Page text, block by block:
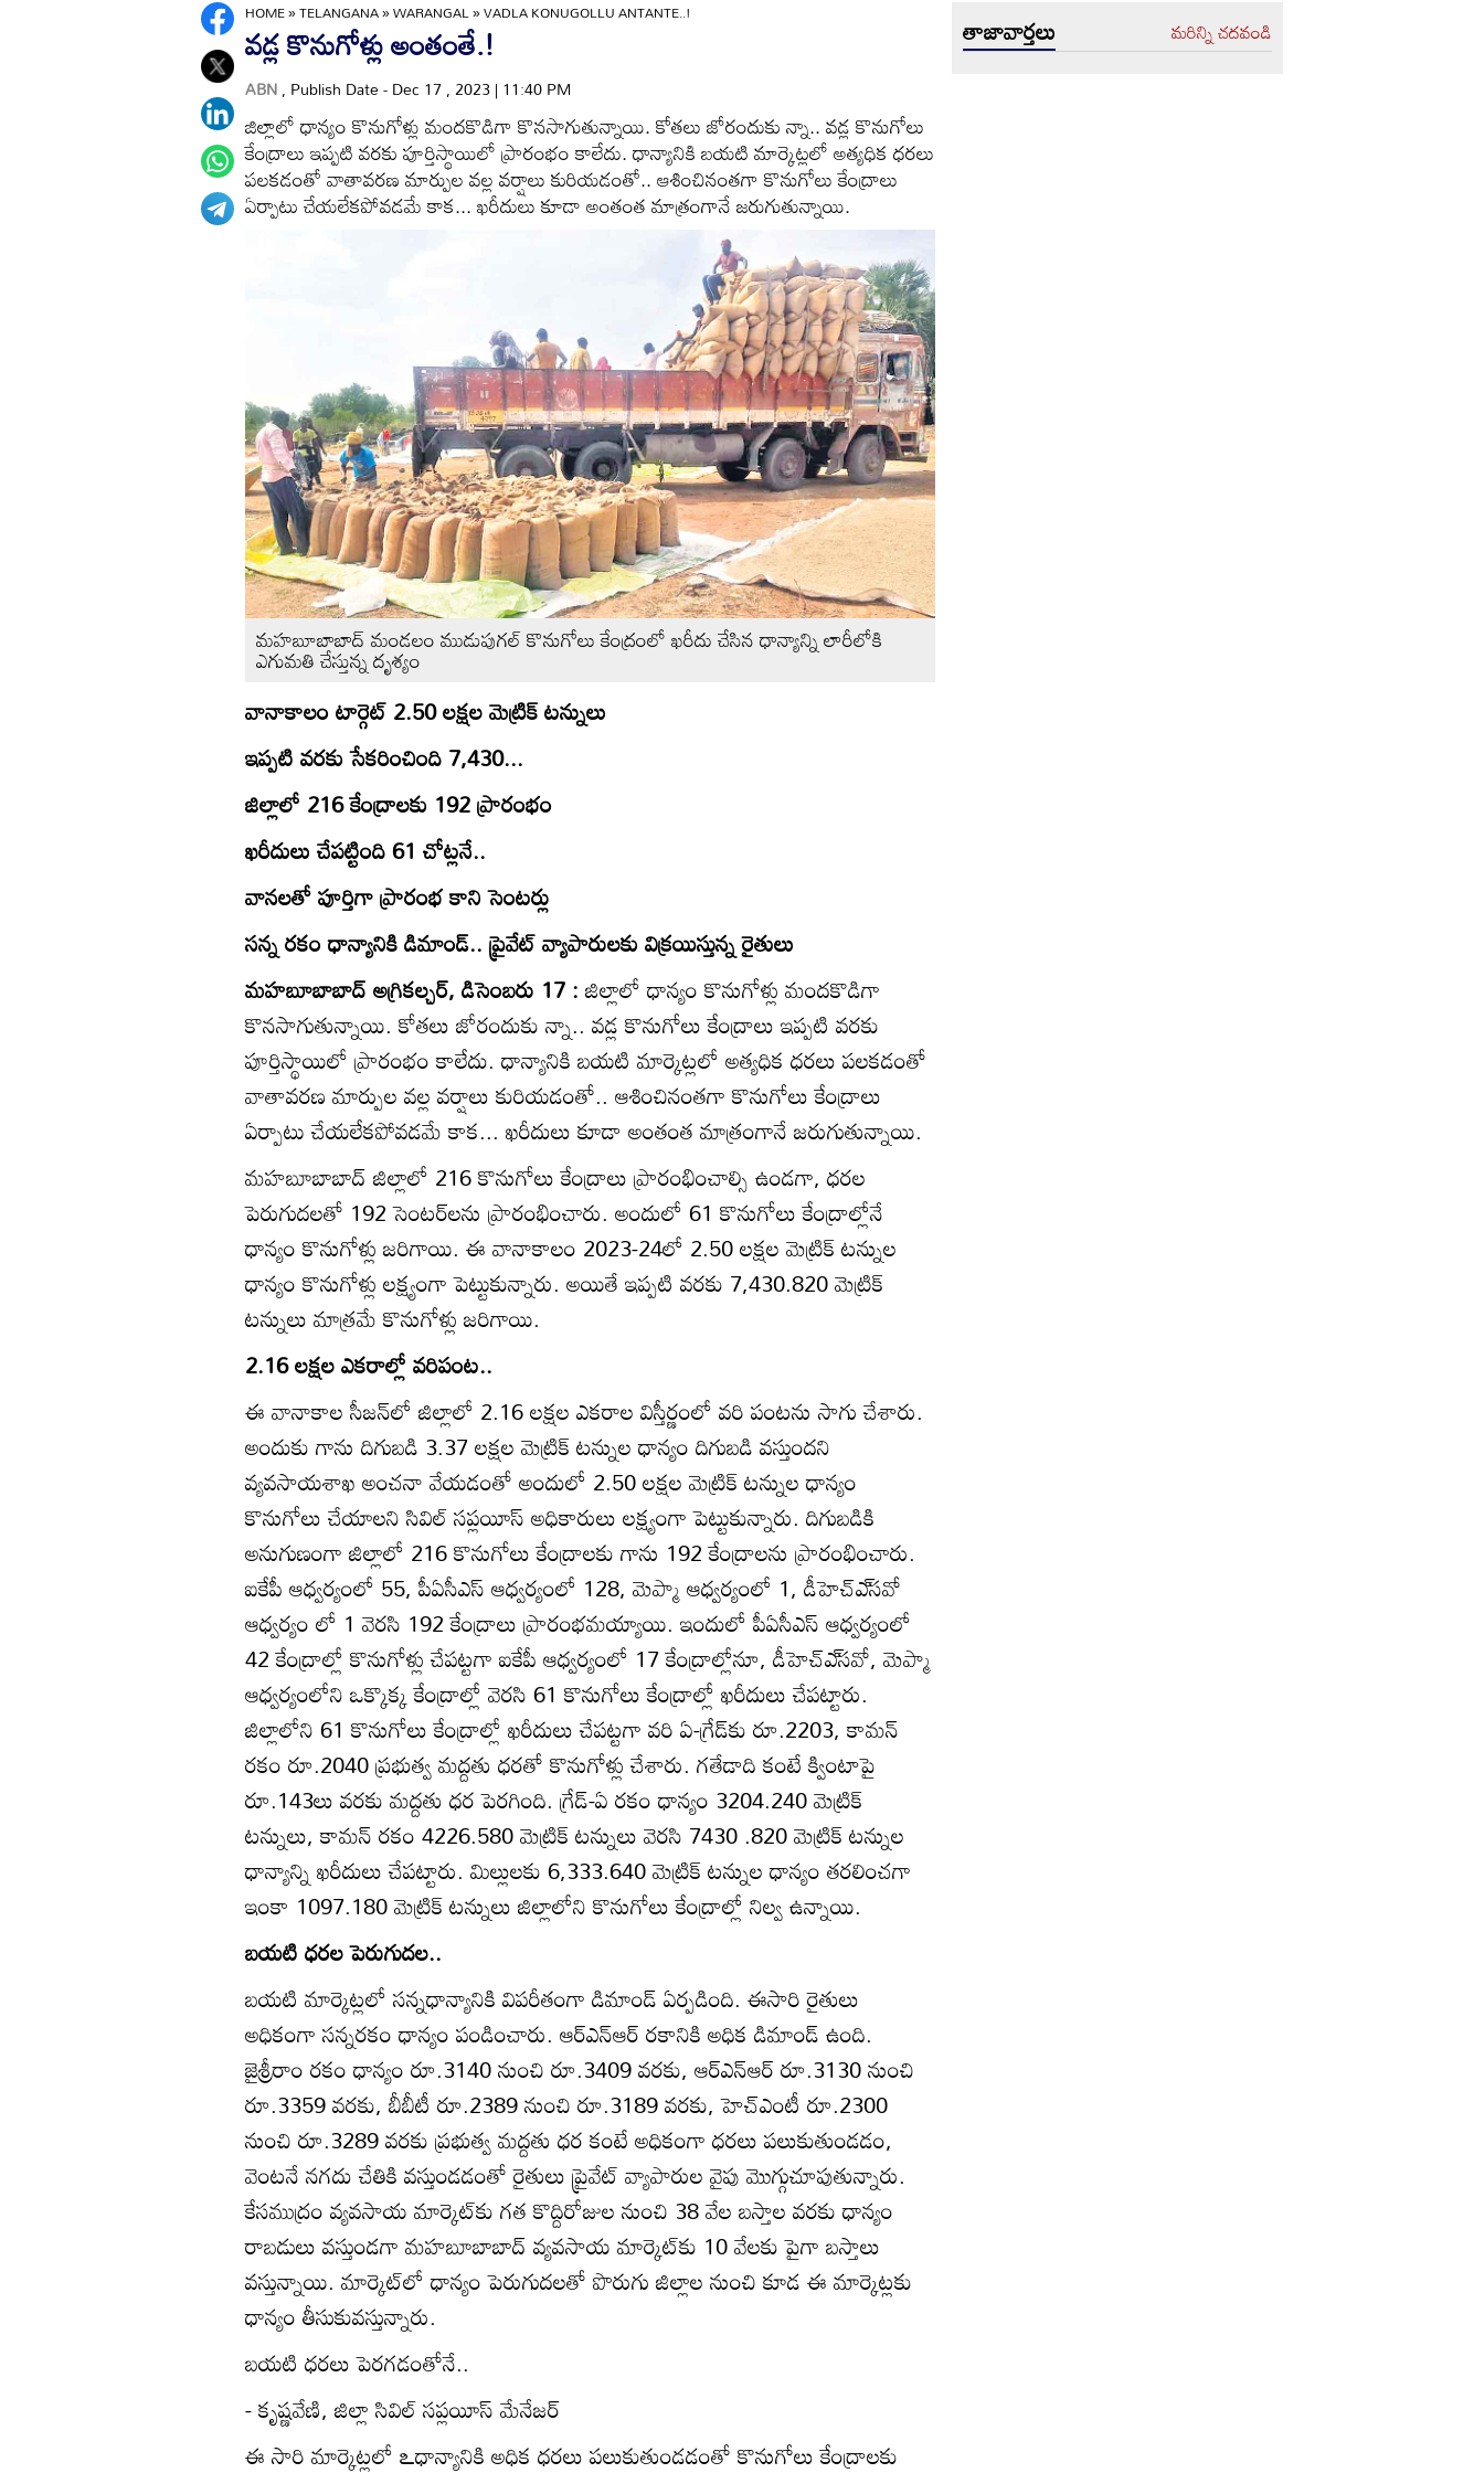
HOME»TELANGANA»WARANGAL»VADLA KONUGOLLU ANTANTE..!
వడ్ల కొనుగోళ్లు అంతంతే.!
ABN, Publish Date - Dec 17 , 2023 | 11:40 PM
జిల్లాలో ధాన్యం కొనుగోళ్లు మందకొడిగా కొనసాగుతున్నాయి. కోతలు జోరందుకు న్నా.. వడ్ల కొనుగోలు
కేంద్రాలు ఇప్పటి వరకు పూర్తిస్థాయిలో ప్రారంభం కాలేదు. ధాన్యానికి బయటి మార్కెట్లలో అత్యధిక ధరలు
పలకడంతో వాతావరణ మార్పుల వల్ల వర్షాలు కురియడంతో.. ఆశించినంతగా కొనుగోలు కేంద్రాలు
ఏర్పాటు చేయలేకపోవడమే కాక... ఖరీదులు కూడా అంతంత మాత్రంగానే జరుగుతున్నాయి.
మహబూబాబాద్‌ మండలం ముడుపుగల్‌ కొనుగోలు కేంద్రంలో ఖరీదు చేసిన ధాన్యాన్ని లారీలోకి
ఎగుమతి చేస్తున్న దృశ్యం
వానాకాలం టార్గెట్‌ 2.50 లక్షల మెట్రిక్‌ టన్నులు
ఇప్పటి వరకు సేకరించింది 7,430...
జిల్లాలో 216 కేంద్రాలకు 192 ప్రారంభం
ఖరీదులు చేపట్టింది 61 చోట్లనే..
వానలతో పూర్తిగా ప్రారంభ కాని సెంటర్లు
సన్న రకం ధాన్యానికి డిమాండ్‌.. ప్రైవేట్‌ వ్యాపారులకు విక్రయిస్తున్న రైతులు
మహబూబాబాద్‌ అగ్రికల్చర్‌, డిసెంబరు 17 :జిల్లాలో ధాన్యం కొనుగోళ్లు మందకొడిగా
కొనసాగుతున్నాయి. కోతలు జోరందుకు న్నా.. వడ్ల కొనుగోలు కేంద్రాలు ఇప్పటి వరకు
పూర్తిస్థాయిలో ప్రారంభం కాలేదు. ధాన్యానికి బయటి మార్కెట్లలో అత్యధిక ధరలు పలకడంతో
వాతావరణ మార్పుల వల్ల వర్షాలు కురియడంతో.. ఆశించినంతగా కొనుగోలు కేంద్రాలు
ఏర్పాటు చేయలేకపోవడమే కాక... ఖరీదులు కూడా అంతంత మాత్రంగానే జరుగుతున్నాయి.
మహబూబాబాద్‌ జిల్లాలో 216 కొనుగోలు కేంద్రాలు ప్రారంభించాల్సి ఉండగా, ధరల
పెరుగుదలతో 192 సెంటర్‌లను ప్రారంభించారు. అందులో 61 కొనుగోలు కేంద్రాల్లోనే
ధాన్యం కొనుగోళ్లు జరిగాయి. ఈ వానాకాలం 2023-24లో 2.50 లక్షల మెట్రిక్‌ టన్నుల
ధాన్యం కొనుగోళ్లు లక్ష్యంగా పెట్టుకున్నారు. అయితే ఇప్పటి వరకు 7,430.820 మెట్రిక్‌
టన్నులు మాత్రమే కొనుగోళ్లు జరిగాయి.
2.16 లక్షల ఎకరాల్లో వరిపంట..
ఈ వానాకాల సీజన్‌లో జిల్లాలో 2.16 లక్షల ఎకరాల విస్తీర్ణంలో వరి పంటను సాగు చేశారు.
అందుకు గాను దిగుబడి 3.37 లక్షల మెట్రిక్‌ టన్నుల ధాన్యం దిగుబడి వస్తుందని
వ్యవసాయశాఖ అంచనా వేయడంతో అందులో 2.50 లక్షల మెట్రిక్‌ టన్నుల ధాన్యం
కొనుగోలు చేయాలని సివిల్‌ సప్లయీస్‌ అధికారులు లక్ష్యంగా పెట్టుకున్నారు. దిగుబడికి
అనుగుణంగా జిల్లాలో 216 కొనుగోలు కేంద్రాలకు గాను 192 కేంద్రాలను ప్రారంభించారు.
ఐకేపీ ఆధ్వర్యంలో 55, పీఏసీఎస్‌ ఆధ్వర్యంలో 128, మెప్మా ఆధ్వర్యంలో 1, డీహెచ్‌ఎ్‌సవో
ఆధ్వర్యం లో 1 వెరసి 192 కేంద్రాలు ప్రారంభమయ్యాయి. ఇందులో పీఏసీఎస్‌ ఆధ్వర్యంలో
42 కేంద్రాల్లో కొనుగోళ్లు చేపట్టగా ఐకేపీ ఆధ్వర్యంలో 17 కేంద్రాల్లోనూ, డీహెచ్‌ఎ్‌సవో, మెప్మా
ఆధ్వర్యంలోని ఒక్కొక్క కేంద్రాల్లో వెరసి 61 కొనుగోలు కేంద్రాల్లో ఖరీదులు చేపట్టారు.
జిల్లాలోని 61 కొనుగోలు కేంద్రాల్లో ఖరీదులు చేపట్టగా వరి ఏ-గ్రేడ్‌కు రూ.2203, కామన్‌
రకం రూ.2040 ప్రభుత్వ మద్దతు ధరతో కొనుగోళ్లు చేశారు. గతేడాది కంటే క్వింటాపై
రూ.143లు వరకు మద్దతు ధర పెరగింది. గ్రేడ్‌-ఏ రకం ధాన్యం 3204.240 మెట్రిక్‌
టన్నులు, కామన్‌ రకం 4226.580 మెట్రిక్‌ టన్నులు వెరసి 7430 .820 మెట్రిక్‌ టన్నుల
ధాన్యాన్ని ఖరీదులు చేపట్టారు. మిల్లులకు 6,333.640 మెట్రిక్‌ టన్నుల ధాన్యం తరలించగా
ఇంకా 1097.180 మెట్రిక్‌ టన్నులు జిల్లాలోని కొనుగోలు కేంద్రాల్లో నిల్వ ఉన్నాయి.
బయటి ధరల పెరుగుదల..
బయటి మార్కెట్లలో సన్నధాన్యానికి విపరీతంగా డిమాండ్‌ ఏర్పడింది. ఈసారి రైతులు
అధికంగా సన్నరకం ధాన్యం పండించారు. ఆర్‌ఎన్‌ఆర్‌ రకానికి అధిక డిమాండ్‌ ఉంది.
జైశ్రీరాం రకం ధాన్యం రూ.3140 నుంచి రూ.3409 వరకు, ఆర్‌ఎన్‌ఆర్‌ రూ.3130 నుంచి
రూ.3359 వరకు, బీబీటీ రూ.2389 నుంచి రూ.3189 వరకు, హెచ్‌ఎంటీ రూ.2300
నుంచి రూ.3289 వరకు ప్రభుత్వ మద్దతు ధర కంటే అధికంగా ధరలు పలుకుతుండడం,
వెంటనే నగదు చేతికి వస్తుండడంతో రైతులు ప్రైవేట్‌ వ్యాపారుల వైపు మొగ్గుచూపుతున్నారు.
కేసముద్రం వ్యవసాయ మార్కెట్‌కు గత కొద్దిరోజుల నుంచి 38 వేల బస్తాల వరకు ధాన్యం
రాబడులు వస్తుండగా మహబూబాబాద్‌ వ్యవసాయ మార్కెట్‌కు 10 వేలకు పైగా బస్తాలు
వస్తున్నాయి. మార్కెట్‌లో ధాన్యం పెరుగుదలతో పొరుగు జిల్లాల నుంచి కూడ ఈ మార్కెట్లకు
ధాన్యం తీసుకువస్తున్నారు.
బయటి ధరలు పెరగడంతోనే..
- కృష్ణవేణి, జిల్లా సివిల్‌ సప్లయీస్‌ మేనేజర్‌
ఈ సారి మార్కెట్లలో ఽధాన్యానికి అధిక ధరలు పలుకుతుండడంతో కొనుగోలు కేంద్రాలకు
తాజావార్తలు మరిన్ని చదవండి